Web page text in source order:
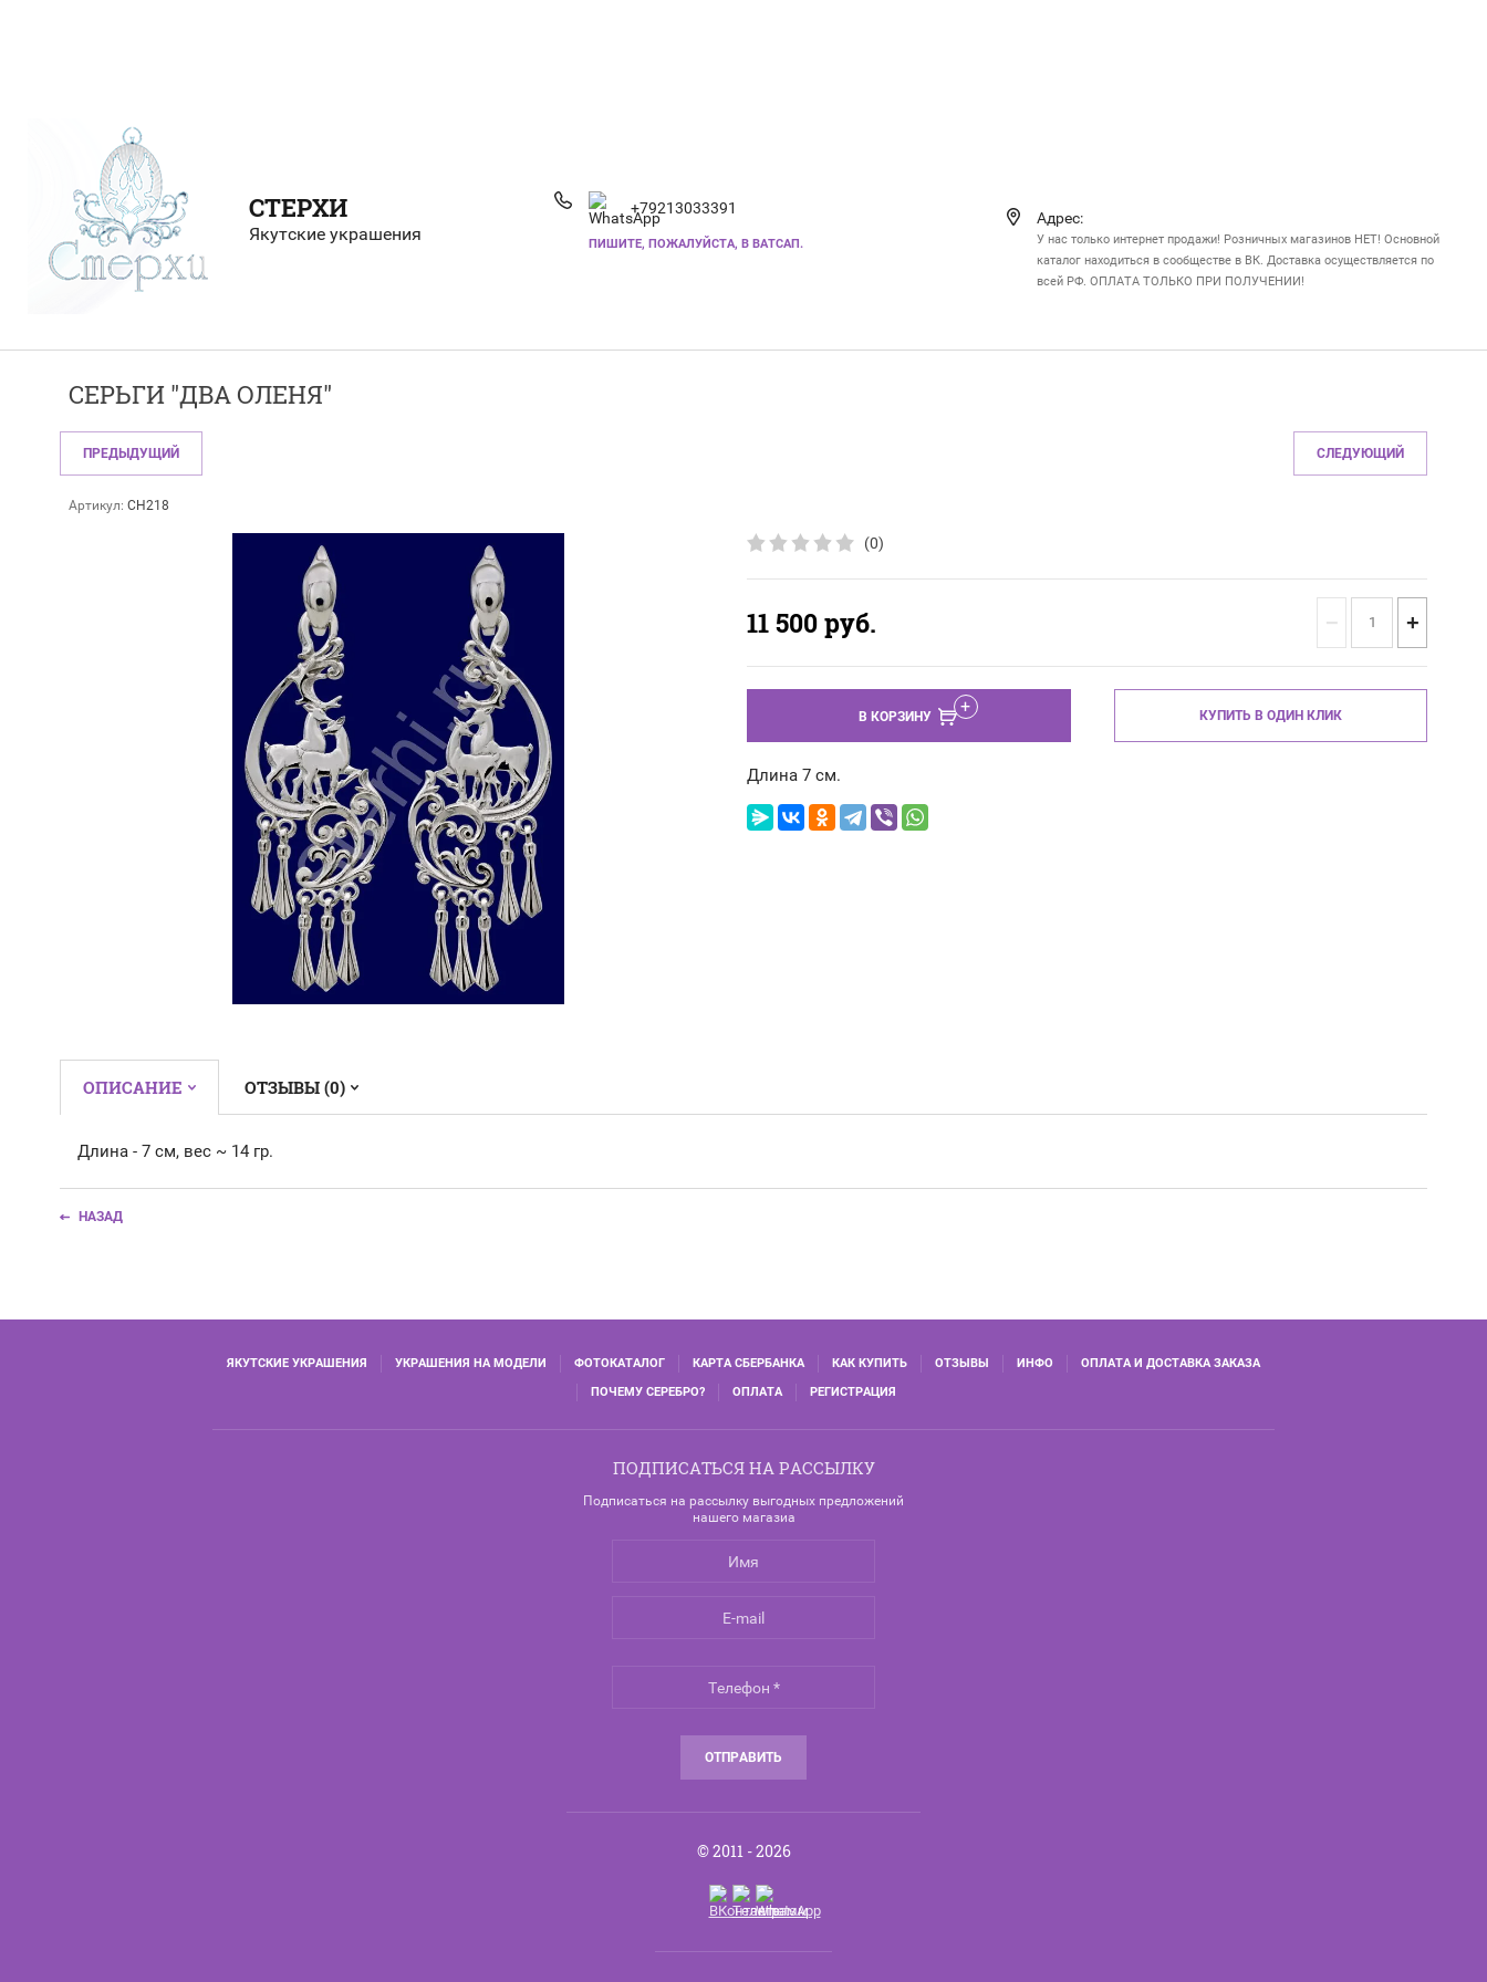
СТЕРХИ
Якутские украшения
+79213033391
ПИШИТЕ, ПОЖАЛУЙСТА, В ВАТСАП.
Адрес:
У нас только интернет продажи! Розничных магазинов НЕТ! Основной
каталог находиться в сообществе в ВК. Доставка осуществляется по
всей РФ. ОПЛАТА ТОЛЬКО ПРИ ПОЛУЧЕНИИ!
СЕРЬГИ "ДВА ОЛЕНЯ"
ПРЕДЫДУЩИЙ СЛЕДУЮЩИЙ
Артикул: СН218
(0)
11 500 руб. − +
В КОРЗИНУ КУПИТЬ В ОДИН КЛИК
Длина 7 см.
ОПИСАНИЕ ОТЗЫВЫ (0)
Длина - 7 см, вес ~ 14 гр.
НАЗАД
ЯКУТСКИЕ УКРАШЕНИЯ УКРАШЕНИЯ НА МОДЕЛИ ФОТОКАТАЛОГ КАРТА СБЕРБАНКА КАК КУПИТЬ ОТЗЫВЫ ИНФО
ОПЛАТА И ДОСТАВКА ЗАКАЗА
ПОЧЕМУ СЕРЕБРО?
ОПЛАТА РЕГИСТРАЦИЯ
ПОДПИСАТЬСЯ НА РАССЫЛКУ
Подписаться на рассылку выгодных предложений
нашего магазиа
ОТПРАВИТЬ
© 2011 - 2026